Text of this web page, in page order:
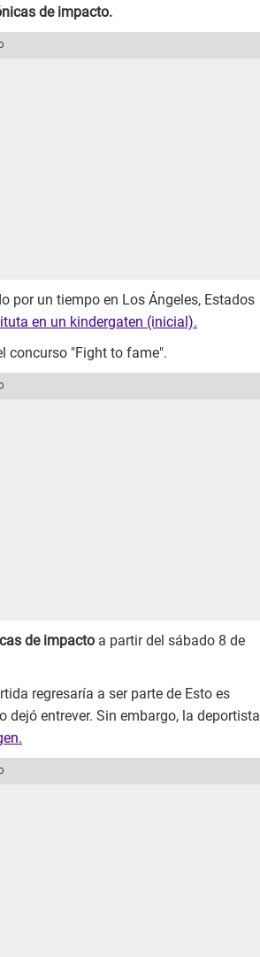
de impacto.
por un tiempo en Los Ángeles, Estados
en un kindergaten (inicial).
concurso "Fight to fame".
de impacto a partir del sábado 8 de
regresaría a ser parte de Esto es
entrever. Sin embargo, la deportista